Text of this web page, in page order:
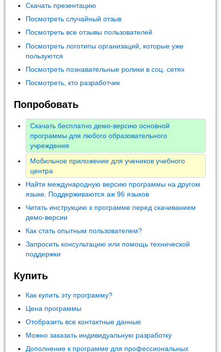
Скачать презентацию
Посмотреть случайный отзыв
Посмотреть все отзывы пользователей
Посмотреть логотипы организаций, которые уже
пользуются
Посмотреть познавательные ролики в соц. сетях
Посмотреть, кто разработчик
Попробовать
Скачать бесплатно демо-версию основной
программы для любого образовательного
учреждения
Мобильное приложение для учеников учебного
центра
Найти международную версию программы на другом
языке. Поддерживаются аж 96 языков
Читать инструкцию к программе перед скачиванием
демо-версии
Как стать опытным пользователем?
Запросить консультацию или помощь технической
поддержки
Купить
Как купить эту программу?
Цена программы
Отобразить все контактные данные
Можно заказать индивидуальную разработку
Дополнение к программе для профессиональных